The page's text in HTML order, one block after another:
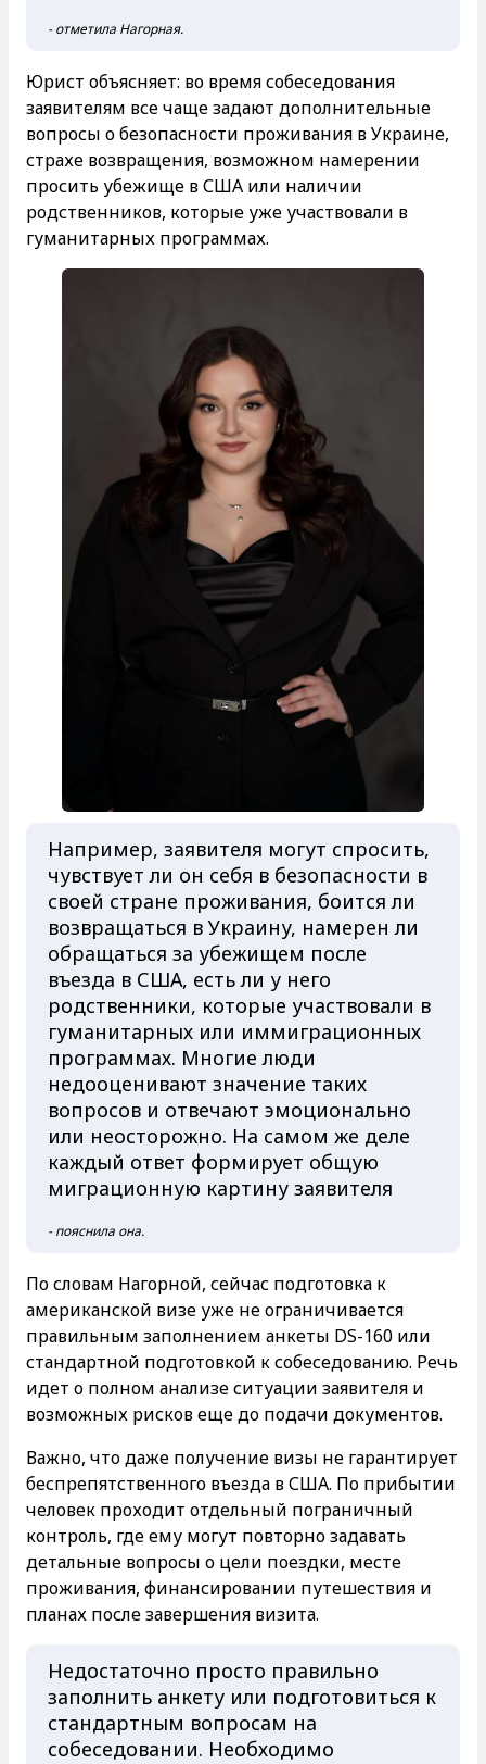
- отметила Нагорная.
Юрист объясняет: во время собеседования
заявителям все чаще задают дополнительные
вопросы о безопасности проживания в Украине,
страхе возвращения, возможном намерении
просить убежище в США или наличии
родственников, которые уже участвовали в
гуманитарных программах.
Например, заявителя могут спросить,
чувствует ли он себя в безопасности в
своей стране проживания, боится ли
возвращаться в Украину, намерен ли
обращаться за убежищем после
въезда в США, есть ли у него
родственники, которые участвовали в
гуманитарных или иммиграционных
программах. Многие люди
недооценивают значение таких
вопросов и отвечают эмоционально
или неосторожно. На самом же деле
каждый ответ формирует общую
миграционную картину заявителя
- пояснила она.
По словам Нагорной, сейчас подготовка к
американской визе уже не ограничивается
правильным заполнением анкеты DS-160 или
стандартной подготовкой к собеседованию. Речь
идет о полном анализе ситуации заявителя и
возможных рисков еще до подачи документов.
Важно, что даже получение визы не гарантирует
беспрепятственного въезда в США. По прибытии
человек проходит отдельный пограничный
контроль, где ему могут повторно задавать
детальные вопросы о цели поездки, месте
проживания, финансировании путешествия и
планах после завершения визита.
Недостаточно просто правильно
заполнить анкету или подготовиться к
стандартным вопросам на
собеседовании. Необходимо